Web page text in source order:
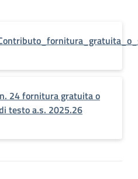
24 fornitura gratuita o
testo a.s. 2025.26